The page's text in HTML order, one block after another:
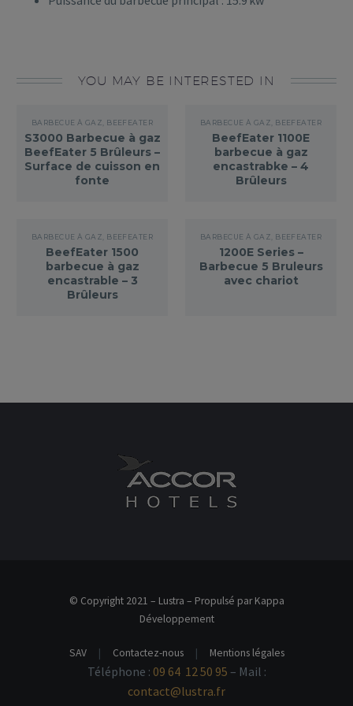
YOU MAY BE INTERESTED IN
BARBECUE À GAZ BEEFEATER
S3000 Barbecue à gaz
BeefEater 5 Brûleurs –
Surface de cuisson en
fonte
BARBECUE À GAZ BEEFEATER
BeefEater 1100E
barbecue à gaz
encastrabke – 4
Brûleurs
BARBECUE À GAZ BEEFEATER
BeefEater 1500
barbecue à gaz
encastrable – 3
Brûleurs
BARBECUE À GAZ BEEFEATER
1200E Series –
Barbecue 5 Bruleurs
avec chariot
© Copyright 2021 – Lustra – Propulsé par Kappa
Développement
SAV | Contactez-nous | Mentions légales
Téléphone : 09 64 12 50 95 – Mail :
contact@lustra.fr